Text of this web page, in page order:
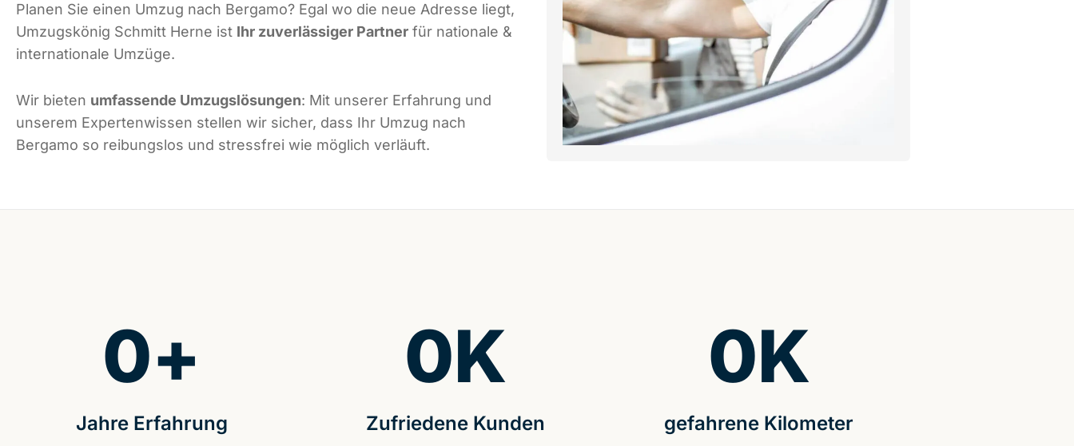
Planen Sie einen Umzug nach Bergamo? Egal wo die neue Adresse liegt,
Umzugskönig Schmitt Herne ist Ihr zuverlässiger Partner für nationale &
internationale Umzüge.
Wir bieten umfassende Umzugslösungen: Mit unserer Erfahrung und
unserem Expertenwissen stellen wir sicher, dass Ihr Umzug nach
Bergamo so reibungslos und stressfrei wie möglich verläuft.
Jahre Erfahrung
0+
Zufriedene Kunden
0K
gefahrene Kilometer
0K